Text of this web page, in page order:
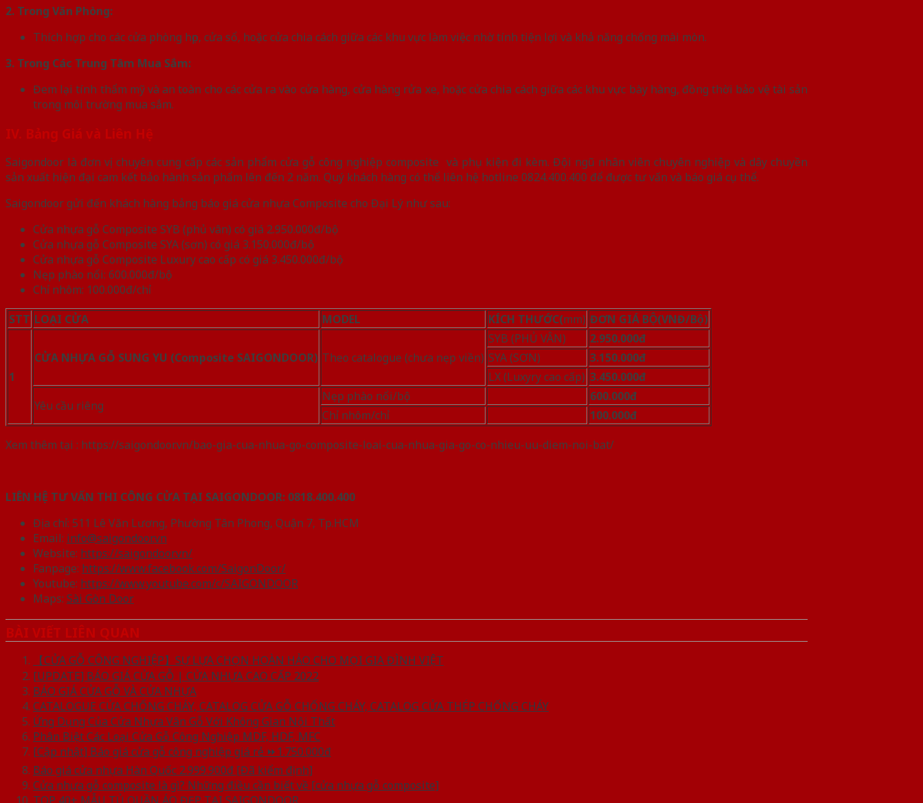
2. Trong Văn Phòng:
Thích hợp cho các cửa phòng họp, cửa sổ, hoặc cửa chia cách giữa các khu vực làm việc nhờ tính tiện lợi và khả năng chống mài mòn.
3. Trong Các Trung Tâm Mua Sắm:
Đem lại tính thẩm mỹ và an toàn cho các cửa ra vào cửa hàng, cửa hàng rửa xe, hoặc cửa chia cách giữa các khu vực bày hàng, đồng thời bảo vệ tài sản
trong môi trường mua sắm.
IV. Bảng Giá và Liên Hệ
Saigondoor là đơn vị chuyên cung cấp các sản phẩm cửa gỗ công nghiệp composite và phụ kiện đi kèm. Đội ngũ nhân viên chuyên nghiệp và dây chuyền
sản xuất hiện đại cam kết bảo hành sản phẩm lên đến 2 năm. Quý khách hàng có thể liên hệ hotline 0824.400.400 để được tư vấn và báo giá cụ thể.
Saigondoor gửi đến khách hàng bảng báo giá cửa nhựa Composite cho Đại Lý như sau:
Cửa nhựa gỗ Composite SYB (phủ vân) có giá 2.950.000đ/bộ
Cửa nhựa gỗ Composite SYA (sơn) có giá 3.150.000đ/bộ
Cửa nhựa gỗ Composite Luxury cao cấp có giá 3.450.000đ/bộ
Nẹp phào nổi: 600.000đ/bộ
Chỉ nhôm: 100.000đ/chỉ
STT LOẠI CỬA MODEL KÍCH THƯỚC(mm) ĐƠN GIÁ BỘ(VNĐ/Bộ)
1
CỬA NHỰA GỖ SUNG YU (Composite SAIGONDOOR) Theo catalogue (chưa nẹp viền)
SYB (PHỦ VÂN)
2.950.000đ
SYA (SƠN)
3.150.000đ
LX (Luxyry cao cấp) 3.450.000đ
Yêu cầu riêng
Nẹp phào nổi/bộ
600.000đ
Chỉ nhôm/chỉ
100.000đ
Xem thêm tại : https://saigondoor.vn/bao-gia-cua-nhua-go-composite-loai-cua-nhua-gia-go-co-nhieu-uu-diem-noi-bat/
LIÊN HỆ TƯ VẤN THI CÔNG CỬA TẠI SAIGONDOOR: 0818.400.400
Địa chỉ: 511 Lê Văn Lương, Phường Tân Phong, Quận 7, Tp.HCM
Email: info@saigondoor.vn
Website: https://saigondoor.vn/
Fanpage: https://www.facebook.com/SaigonDoor/
Youtube: https://www.youtube.com/c/SAIGONDOOR
Maps: Sài Gòn Door
BÀI VIẾT LIÊN QUAN
【CỬA GỖ CÔNG NGHIỆP】SỰ LỰA CHỌN HOÀN HẢO CHO MỌI GIA ĐÌNH VIỆT
[UPDATE] BÁO GIÁ CỬA GỖ | CỬA NHỰA CAO CẤP 2022
BÁO GIÁ CỬA GỖ VÀ CỬA NHỰA
CATALOGUE CỬA CHỐNG CHÁY, CATALOG CỬA GỖ CHỐNG CHÁY, CATALOG CỬA THÉP CHỐNG CHÁY
Ứng Dụng Của Cửa Nhựa Vân Gỗ Với Không Gian Nội Thất
Phân Biệt Các Loại Cửa Gỗ Công Nghiệp MDF, HDF, MFC
[Cập nhật] Báo giá cửa gỗ công nghiệp giá rẻ ⏩1.750.000đ
Báo giá cửa nhựa Hàn Quốc 2.999.900đ [Đã kiểm định]
Cửa nhựa gỗ composite là gì? Những điều cần biết về [cửa nhựa gỗ composite]